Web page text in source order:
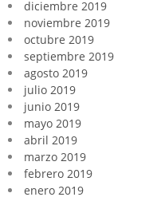
diciembre 2019
noviembre 2019
octubre 2019
septiembre 2019
agosto 2019
julio 2019
junio 2019
mayo 2019
abril 2019
marzo 2019
febrero 2019
enero 2019